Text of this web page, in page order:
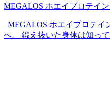
MEGALOS ホエイプロテイン
MEGALOS ホエイプロテ
へ。 鍛え抜いた身体は知っ